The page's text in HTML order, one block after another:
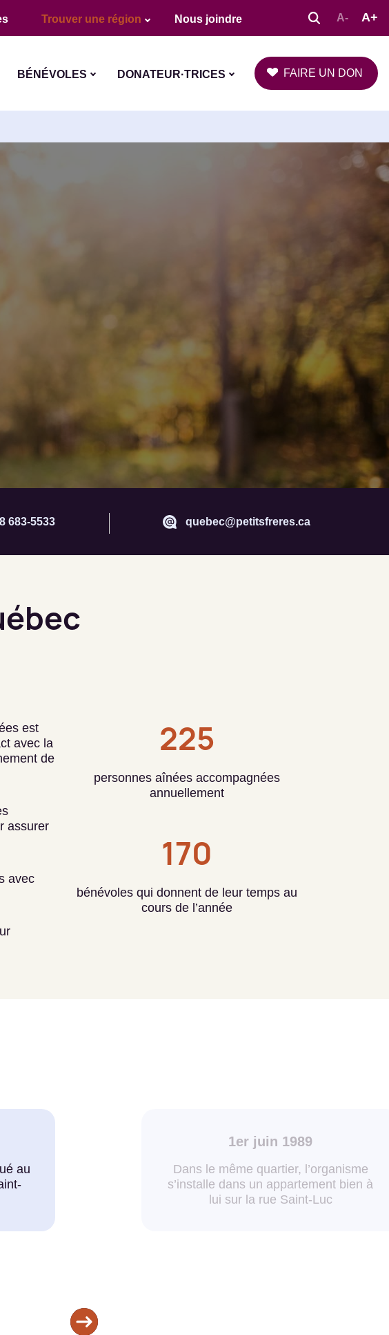
Trouver une région Nous joindre A- A+
BÉNÉVOLES DONATEUR·TRICES FAIRE UN DON
683-5533 quebec@petitsfreres.ca
est
avec la
de
assurer
avec
225
personnes aînées accompagnées
annuellement
170
bénévoles qui donnent de leur temps au
cours de l’année
au
1er juin 1989
Dans le même quartier, l’organisme
s’installe dans un appartement bien à
lui sur la rue Saint-Luc